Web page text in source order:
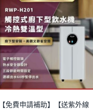
【免費申請補助】【送紫外線